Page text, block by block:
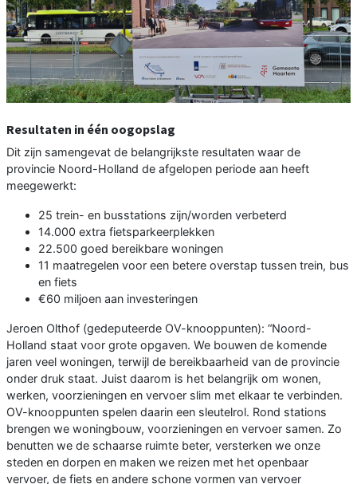
Resultaten in één oogopslag
Dit zijn samengevat de belangrijkste resultaten waar de
provincie Noord-Holland de afgelopen periode aan heeft
meegewerkt:
25 trein- en busstations zijn/worden verbeterd
14.000 extra fietsparkeerplekken
22.500 goed bereikbare woningen
11 maatregelen voor een betere overstap tussen trein, bus
en fiets
€60 miljoen aan investeringen
Jeroen Olthof (gedeputeerde OV-knooppunten): “Noord-
Holland staat voor grote opgaven. We bouwen de komende
jaren veel woningen, terwijl de bereikbaarheid van de provincie
onder druk staat. Juist daarom is het belangrijk om wonen,
werken, voorzieningen en vervoer slim met elkaar te verbinden.
OV-knooppunten spelen daarin een sleutelrol. Rond stations
brengen we woningbouw, voorzieningen en vervoer samen. Zo
benutten we de schaarse ruimte beter, versterken we onze
steden en dorpen en maken we reizen met het openbaar
vervoer, de fiets en andere schone vormen van vervoer